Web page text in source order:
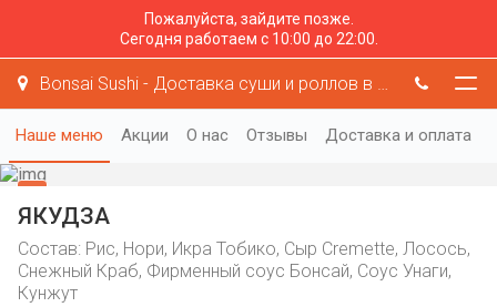
Пожалуйста, зайдите позже.
Сегодня работаем с 10:00 до 22:00.
Bonsai Sushi - Доставка суши и роллов в Раменском
Наше меню Акции О нас Отзывы Доставка и оплата
ЯКУДЗА
Состав: Рис, Нори, Икра Тобико, Сыр Cremette, Лосось,
Снежный Краб, Фирменный соус Бонсай, Соус Унаги,
Кунжут